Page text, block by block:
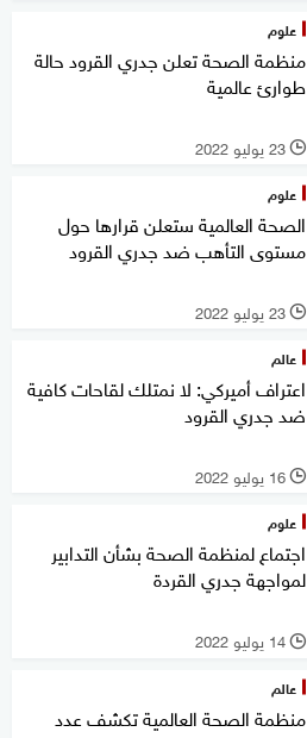
علوم
منظمة الصحة تعلن جدري القرود حالة
طوارئ عالمية
l 23 يوليو 2022
علوم
الصحة العالمية ستعلن قرارها حول
مستوى التأهب ضد جدري القرود
l 23 يوليو 2022
عالم
اعتراف أميركي: لا نمتلك لقاحات كافية
ضد جدري القرود
l 16 يوليو 2022
علوم
اجتماع لمنظمة الصحة بشأن التدابير
لمواجهة جدري القردة
l 14 يوليو 2022
عالم
منظمة الصحة العالمية تكشف عدد